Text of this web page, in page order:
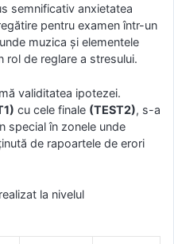
semnificativ anxietatea
pentru examen într-un
muzica și elementele
rol de reglare a stresului.
validitatea ipotezei.
cu cele finale (TEST2), s-a
special în zonele unde
de rapoartele de erori
la nivelul